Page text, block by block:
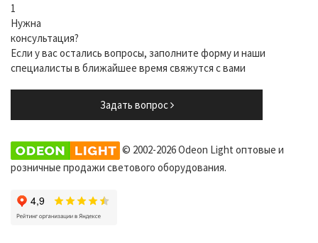
1
Нужна
консультация?
Если у вас остались вопросы, заполните форму и наши
специалисты в ближайшее время свяжутся с вами
Задать вопрос
© 2002-2026 Odeon Light оптовые и
розничные продажи светового оборудования.